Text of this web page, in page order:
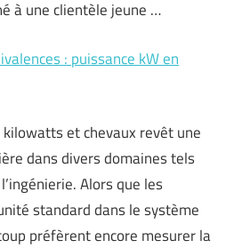
à une clientèle jeune …
: puissance kW en
et chevaux revêt une
dans divers domaines tels
Alors que les
standard dans le système
préfèrent encore mesurer la